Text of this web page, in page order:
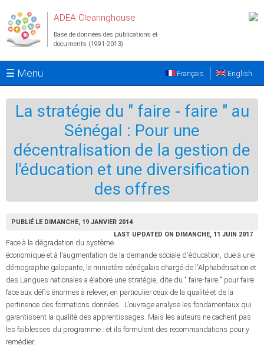
ADEA Clearinghouse
Base de données des publications et
documents (1991-2013)
☰ Menu English
Français
La stratégie du " faire - faire " au
Sénégal : Pour une
décentralisation de la gestion de
l'éducation et une diversification
des offres
PUBLIÉ LE DIMANCHE, 19 JANVIER 2014
LAST UPDATED ON DIMANCHE, 11 JUIN 2017
Face à la dégradation du système
économique et à l'augmentation de la demande sociale d'éducation, due à une
démographie galopante, le ministère sénégalais chargé de l'Alphabétisation et
des Langues nationales a élaboré une stratégie, dite du " faire-faire " pour faire
face aux défis énormes à relever, en particulier ceux de la qualité et de la
pertinence des formations données. .L'ouvrage analyse les fondamentaux qui
garantissent la qualité des apprentissages. Mais les auteurs ne cachent pas
les faiblesses du programme : et ils formulent des recommandations pour y
remédier.